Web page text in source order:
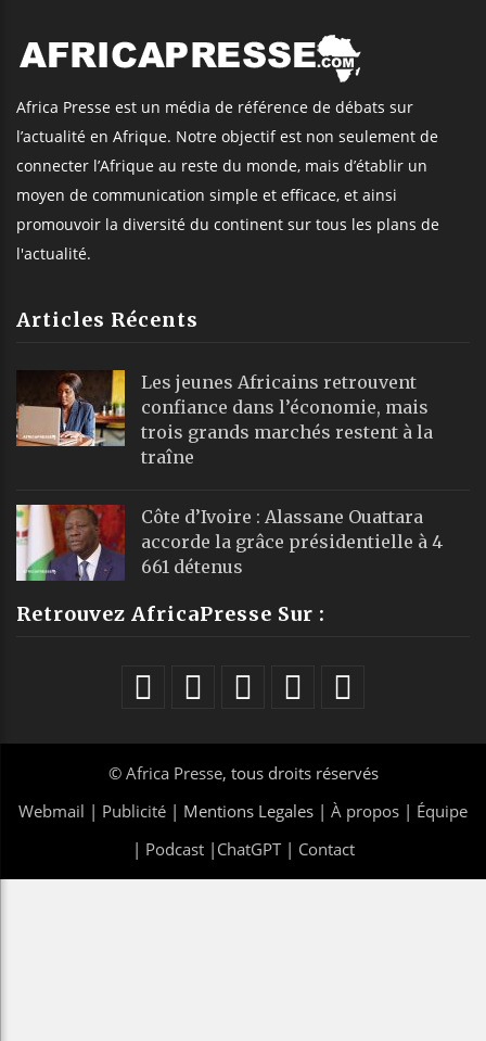
Africa Presse est un média de référence de débats sur
l’actualité en Afrique. Notre objectif est non seulement de
connecter l’Afrique au reste du monde, mais d’établir un
moyen de communication simple et efficace, et ainsi
promouvoir la diversité du continent sur tous les plans de
l'actualité.
Articles Récents
Les jeunes Africains retrouvent
confiance dans l’économie, mais
trois grands marchés restent à la
traîne
Côte d’Ivoire : Alassane Ouattara
accorde la grâce présidentielle à 4
661 détenus
Retrouvez AfricaPresse Sur :
© Africa Presse, tous droits réservés
Webmail | Publicité | Mentions Legales | À propos | Équipe
| Podcast| ChatGPT| Contact